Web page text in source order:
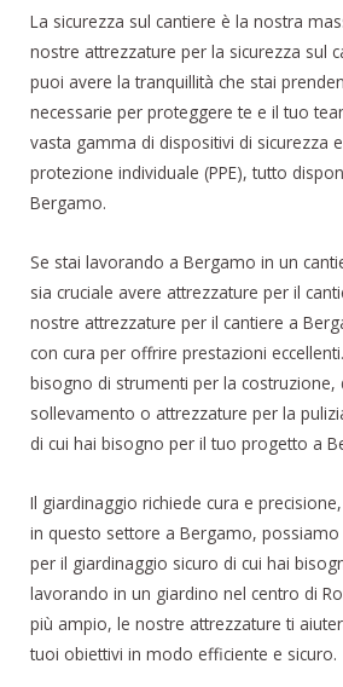
La sicurezza sul cantiere è la nostra
nostre attrezzature per la sicurezza sul
puoi avere la tranquillità che stai
necessarie per proteggere te e il tuo
vasta gamma di dispositivi di sicurezza
protezione individuale (PPE), tutto
Bergamo.
Se stai lavorando a Bergamo in un
sia cruciale avere attrezzature per il
nostre attrezzature per il cantiere a
con cura per offrire prestazioni
bisogno di strumenti per la costruzione,
sollevamento o attrezzature per la
di cui hai bisogno per il tuo progetto a
Il giardinaggio richiede cura e
in questo settore a Bergamo,
per il giardinaggio sicuro di cui hai
lavorando in un giardino nel centro di
più ampio, le nostre attrezzature ti
tuoi obiettivi in modo efficiente e sicuro.